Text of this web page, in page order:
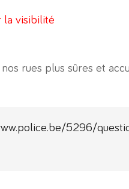
la visibilité
rues plus sûres et
5296/